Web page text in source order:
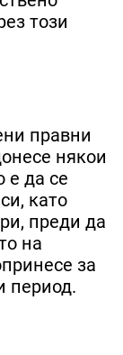
този
правни
някои
е да се
като
преди да
на
за
период.